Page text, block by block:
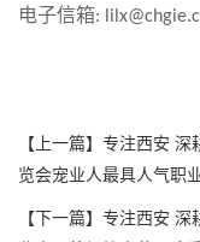
电子信箱:
【上一篇】 专注西安 深
览会宠业人最具人气职
【下一篇】 专注西安 深